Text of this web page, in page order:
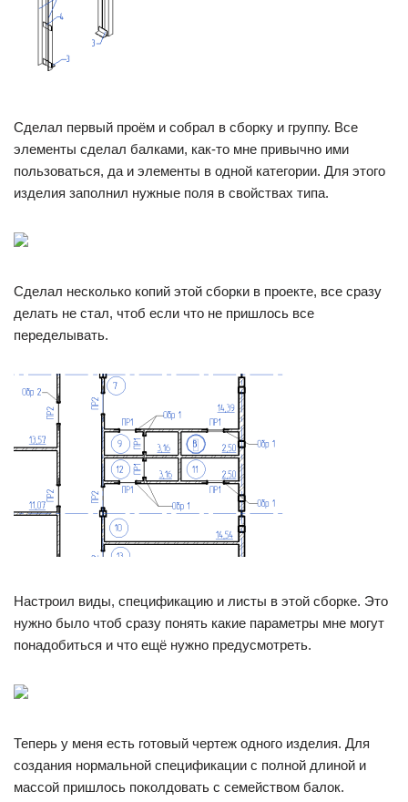
Сделал первый проём и собрал в сборку и группу. Все
элементы сделал балками, как-то мне привычно ими
пользоваться, да и элементы в одной категории. Для этого
изделия заполнил нужные поля в свойствах типа.
Сделал несколько копий этой сборки в проекте, все сразу
делать не стал, чтоб если что не пришлось все
переделывать.
Настроил виды, спецификацию и листы в этой сборке. Это
нужно было чтоб сразу понять какие параметры мне могут
понадобиться и что ещё нужно предусмотреть.
Теперь у меня есть готовый чертеж одного изделия. Для
создания нормальной спецификации с полной длиной и
массой пришлось поколдовать с семейством балок.